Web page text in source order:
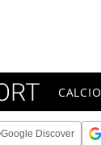
CALCIO
Google Discover